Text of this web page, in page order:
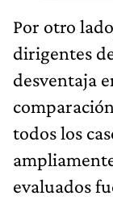
Por otro
dirigentes
desventaja
todos los
evaluados